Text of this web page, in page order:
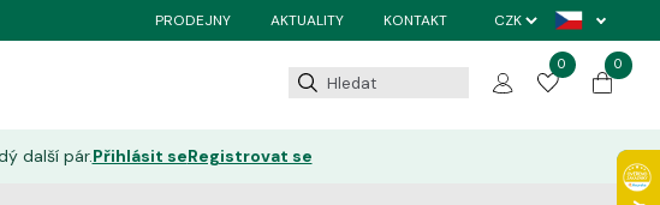
PRODEJNY AKTUALITY KONTAKT
0 0
další pár.Přihlásit seRegistrovat se